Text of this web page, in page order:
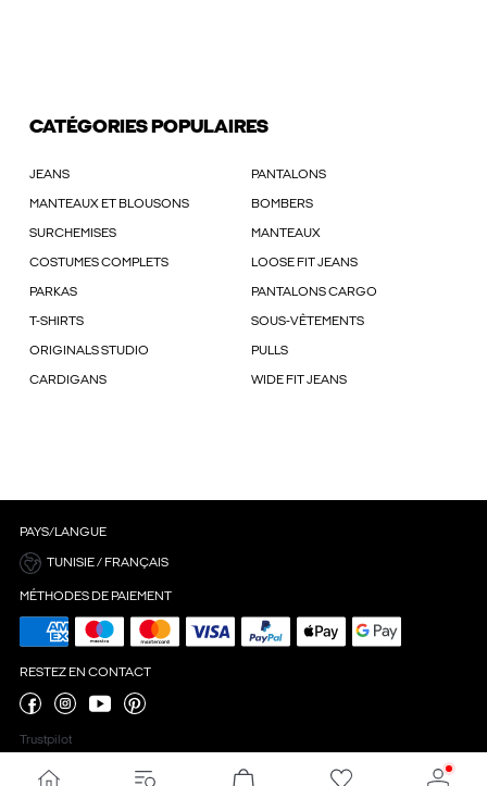
CATÉGORIES POPULAIRES
JEANS PANTALONS
MANTEAUX ET BLOUSONS BOMBERS
SURCHEMISES MANTEAUX
COSTUMES COMPLETS LOOSE FIT JEANS
PARKAS PANTALONS CARGO
T-SHIRTS SOUS-VÊTEMENTS
ORIGINALS STUDIO PULLS
CARDIGANS WIDE FIT JEANS
PAYS/LANGUE
TUNISIE / FRANÇAIS
MÉTHODES DE PAIEMENT
RESTEZ EN CONTACT
Trustpilot